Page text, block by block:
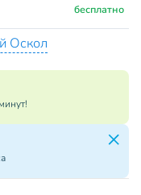
бесплатно
Оскол